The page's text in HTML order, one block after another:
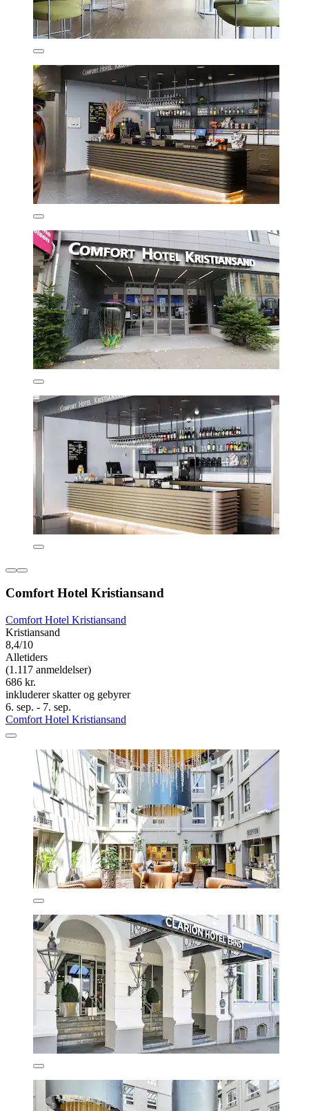
Comfort Hotel Kristiansand
Comfort Hotel Kristiansand
Kristiansand
8,4/10
Alletiders
(1.117 anmeldelser)
686 kr.
inkluderer skatter og gebyrer
6. sep. - 7. sep.
Comfort Hotel Kristiansand